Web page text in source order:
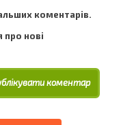
коментарів.
про нові